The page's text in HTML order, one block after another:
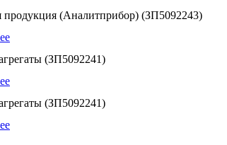
продукция (Аналитприбор) (ЗП5092243)
(ЗП5092241)
(ЗП5092241)